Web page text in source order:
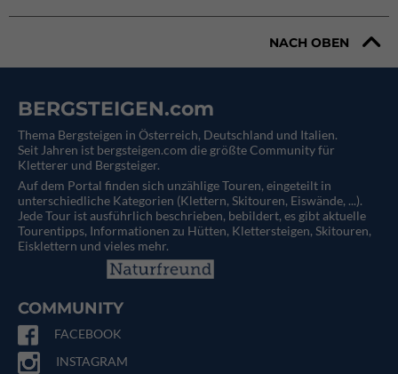
NACH OBEN
BERGSTEIGEN.com
Thema Bergsteigen in Österreich, Deutschland und Italien.
Seit Jahren ist bergsteigen.com die größte Community für
Kletterer und Bergsteiger.
Auf dem Portal finden sich unzählige Touren, eingeteilt in
unterschiedliche Kategorien (Klettern, Skitouren, Eiswände, ...).
Jede Tour ist ausführlich beschrieben, bebildert, es gibt aktuelle
Tourentipps, Informationen zu Hütten, Klettersteigen, Skitouren,
Eisklettern und vieles mehr.
COMMUNITY
FACEBOOK
INSTAGRAM